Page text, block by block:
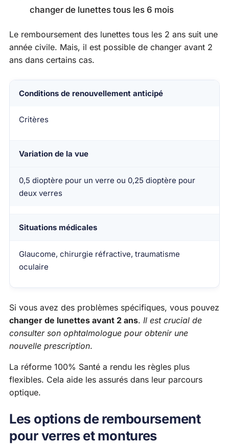
changer de lunettes tous les 6 mois
Le remboursement des lunettes tous les 2 ans suit une
année civile. Mais, il est possible de changer avant 2
ans dans certains cas.
Conditions de renouvellement anticipé
Critères
Variation de la vue
0,5 dioptère pour un verre ou 0,25 dioptère pour
deux verres
Situations médicales
Glaucome, chirurgie réfractive, traumatisme
oculaire
Si vous avez des problèmes spécifiques, vous pouvez
changer de lunettes avant 2 ans. Il est crucial de
consulter son ophtalmologue pour obtenir une
nouvelle prescription.
La réforme 100% Santé a rendu les règles plus
flexibles. Cela aide les assurés dans leur parcours
optique.
Les options de remboursement
pour verres et montures